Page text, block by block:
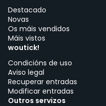
Destacado
Novas
Os máis vendidos
Máis vistos
woutick!
Condicións de uso
Aviso legal
Recuperar entradas
Modificar entradas
Outros servizos